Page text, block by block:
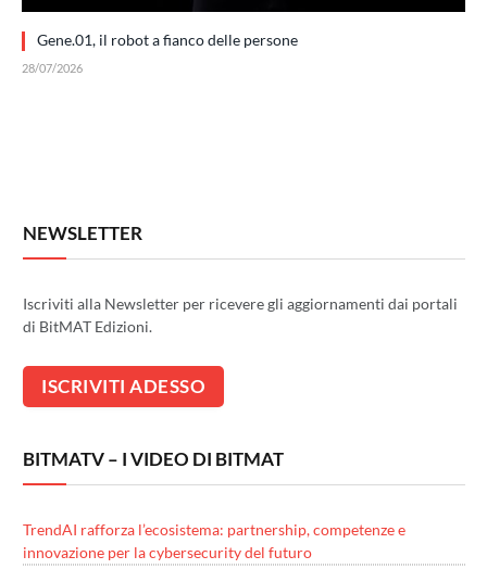
Gene.01, il robot a fianco delle persone
28/07/2026
NEWSLETTER
Iscriviti alla Newsletter per ricevere gli aggiornamenti dai portali
di BitMAT Edizioni.
BITMATV – I VIDEO DI BITMAT
TrendAI rafforza l’ecosistema: partnership, competenze e
innovazione per la cybersecurity del futuro